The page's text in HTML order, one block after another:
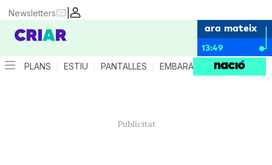
|
Newsletters
ara mateix
13:49
PLANS ESTIU PANTALLES EMBARÀS CRIANÇA